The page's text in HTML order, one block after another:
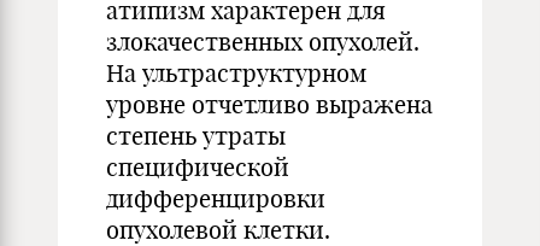
атипизм характерен для
злокачественных опухолей.
На ультраструктурном
уровне отчетливо выражена
степень утраты
специфической
дифференцировки
опухолевой клетки.